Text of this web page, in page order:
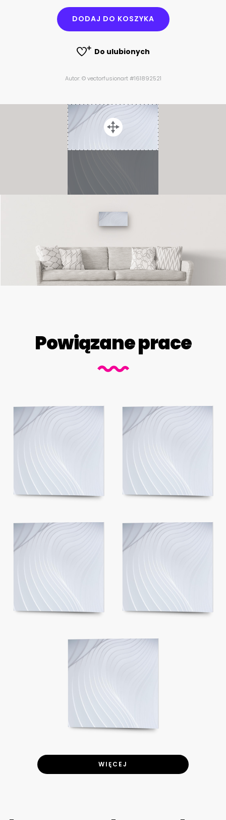
DODAJ DO KOSZYKA
Do ulubionych
Autor: © vectorfusionart #161892521
Powiązane prace
WIĘCEJ